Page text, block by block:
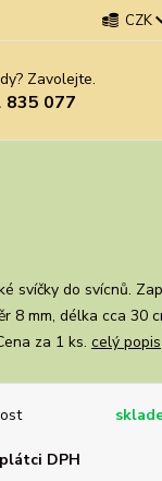
CZK
Zavolejte.
835 077
svíčky do svícnů.
8 mm, délka cca 30
za 1 ks. celý popis
DPH